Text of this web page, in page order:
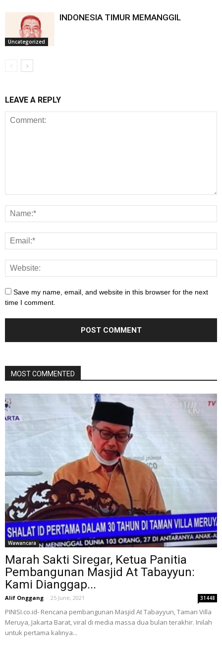
Uncategorized
INDONESIA TIMUR MEMANGGIL
LEAVE A REPLY
Save my name, email, and website in this browser for the next
time I comment.
MOST COMMENTED
Wawancara
Marah Sakti Siregar, Ketua Panitia
Pembangunan Masjid At Tabayyun:
Kami Dianggap...
Alif Onggang - 25 June, 2021 31448
PINISI.co.id- Rencana pembangunan Masjid At Tabayyun, Taman Villa
Meruya, Jakarta Barat, viral di media massa dua bulan terakhir. Inilah
untuk pertama kalinya...